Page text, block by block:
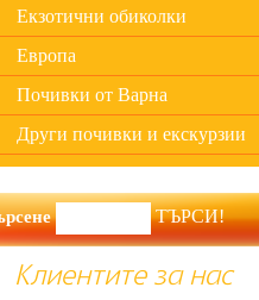
Екзотични обиколки
Европа
Почивки от Варна
Други почивки и екскурзии
Клиентите за нас